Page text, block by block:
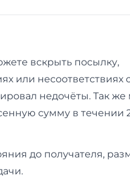
вскрыть посылку,
или несоответствиях
недочёты. Так
сумму в течении
до получателя,